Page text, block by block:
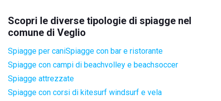
Scopri le diverse tipologie di spiagge nel
comune di Veglio
Spiagge per caniSpiagge con bar e ristorante
Spiagge con campi di beachvolley e beachsoccer
Spiagge attrezzate
Spiagge con corsi di kitesurf windsurf e vela